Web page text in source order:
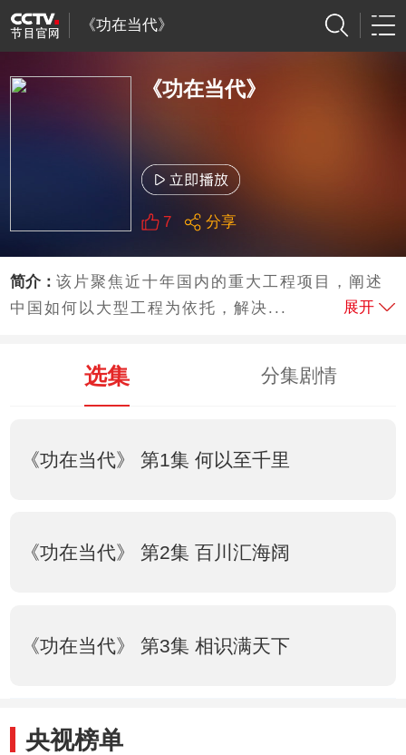
《功在当代》
《功在当代》
7 分享
简介：该片聚焦近十年国内的重大工程项目，阐述
中国如何以大型工程为依托，解决...
展开
选集 分集剧情
《功在当代》 第1集 何以至千里
《功在当代》 第2集 百川汇海阔
《功在当代》 第3集 相识满天下
央视榜单